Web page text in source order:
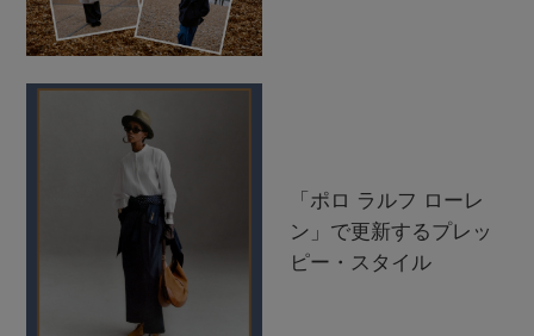
「ポロ ラルフ ローレ
ン」で更新するプレッ
ピー・スタイル